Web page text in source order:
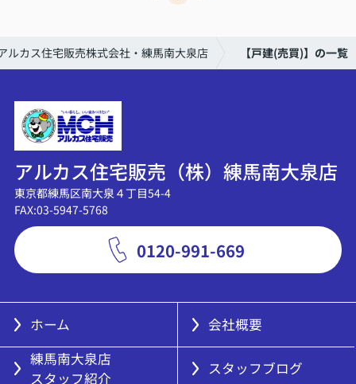
ルカス住宅販売株式会社・練馬南大泉店 【戸建(売買)】の一覧
アルカス住宅販売（株）練馬南大泉店
東京都練馬区南大泉４丁目54-4
FAX:03-5947-5768
0120-991-669
ホーム
会社概要
練馬南大泉店
スタッフ紹介
スタッフブログ